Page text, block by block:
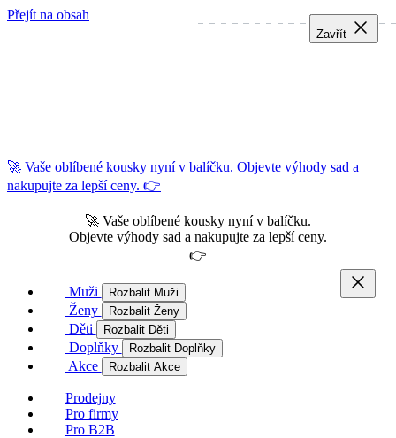
Přejít na obsah
🚀 Vaše oblíbené kousky nyní v balíčku. Objevte výhody sad a
nakupujte za lepší ceny. 👉
🚀 Vaše oblíbené kousky nyní v balíčku.
Objevte výhody sad a nakupujte za lepší ceny.
👉
Muži Rozbalit Muži
Ženy Rozbalit Ženy
Děti Rozbalit Děti
Doplňky Rozbalit Doplňky
Akce Rozbalit Akce
Prodejny
Pro firmy
Pro B2B
Zavřít
Zavřít
Zavřít